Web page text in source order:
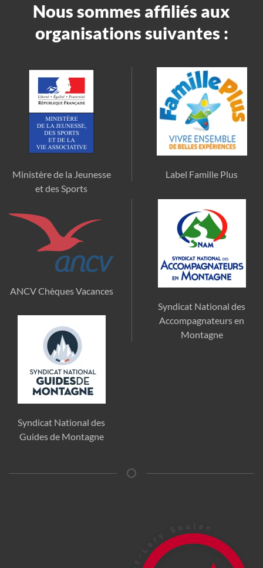
Nous sommes affiliés aux
organisations suivantes :
Ministère de la Jeunesse
et des Sports
Label Famille Plus
ANCV Chèques Vacances
Syndicat National des
Accompagnateurs en
Montagne
Syndicat National des
Guides de Montagne